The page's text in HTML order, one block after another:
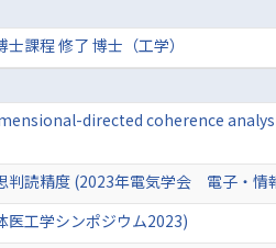
課程 修了 博士（工学）
directed coherence
判読精度 (2023年電気学会 電子・情
医工学シンポジウム2023)